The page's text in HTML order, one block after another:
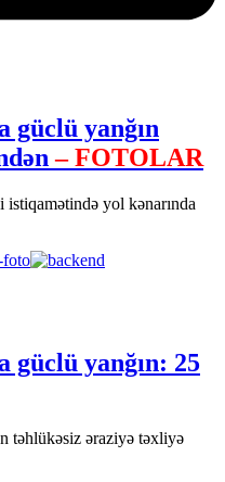
güclü yanğın
– FOTOLAR
istiqamətində yol kənarında
yanğın: 25
təhlükəsiz əraziyə təxliyə